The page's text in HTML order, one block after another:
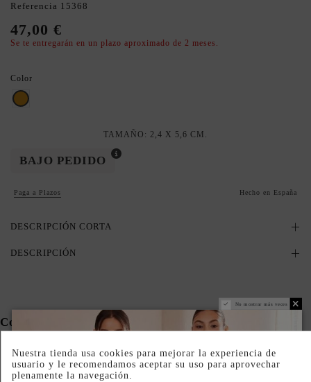
Referencia 15368
47,00 €
Se te entregarán en un plazo aproximado de 2 meses.
Color
Dorado
TAMAÑO: 2,4 X 5,6 CM.
BAJO PEDIDO
Paga a Plazos Hecho en España
DESCRIPCIÓN CORTA
DESCRIPCIÓN
Completa tu look
No mostrar más veces
Nuestra tienda usa cookies para mejorar la experiencia de
usuario y le recomendamos aceptar su uso para aprovechar
plenamente la navegación.